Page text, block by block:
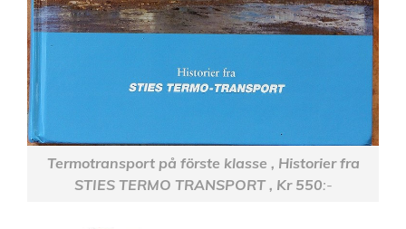
Termotransport på förste klasse , Historier fra
STIES TERMO TRANSPORT , Kr 550:-